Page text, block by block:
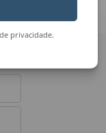
privacidade.